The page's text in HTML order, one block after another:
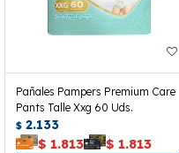
Pañales Pampers Premium Care
Pants Talle Xxg 60 Uds.
$ 2.133
$ 1.813 $ 1.813